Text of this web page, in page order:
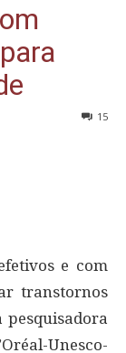
15
e com
transtornos
pesquisadora
Unesco-